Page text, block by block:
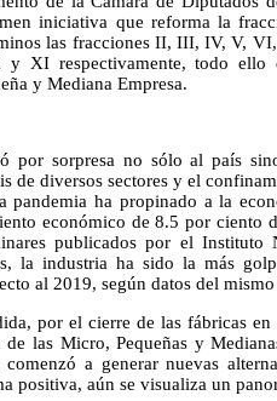
iniciativa que reforma la
las fracciones II, III, IV, V,
respectivamente, todo ello
y Mediana Empresa.
por sorpresa no sólo al país
de diversos sectores y el
pandemia ha propinado a la
económico de 8.5 por ciento
publicados por el Instituto
la industria ha sido la más
al 2019, según datos del
por el cierre de las fábricas
las Micro, Pequeñas y
a generar nuevas
positiva, aún se visualiza un